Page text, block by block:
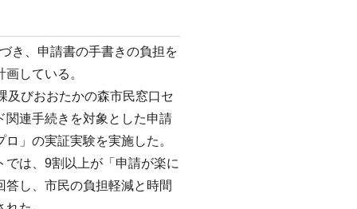
、申請書の手書きの負担を
している。
びおおたかの森市民窓口セ
関連手続きを対象とした申請
」の実証実験を実施した。
は、9割以上が「申請が楽に
し、市民の負担軽減と時間